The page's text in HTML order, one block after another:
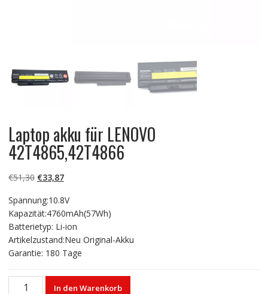
Laptop akku für LENOVO
42T4865,42T4866
€51,30 Ursprünglicher
war:
€51,30
€33,87Aktueller
ist:
€33,87.
Spannung:10.8V
Kapazität:4760mAh(57Wh)
Batterietyp: Li-ion
Artikelzustand:Neu Original-Akku
Garantie: 180 Tage
Laptop
In den Warenkorb